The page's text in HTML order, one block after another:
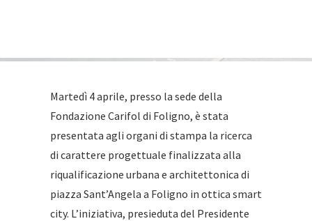
Martedì 4 aprile, presso la sede della
Fondazione Carifol di Foligno, è stata
presentata agli organi di stampa la ricerca
di carattere progettuale finalizzata alla
riqualificazione urbana e architettonica di
piazza Sant’Angela a Foligno in ottica smart
city. L’iniziativa, presieduta del Presidente